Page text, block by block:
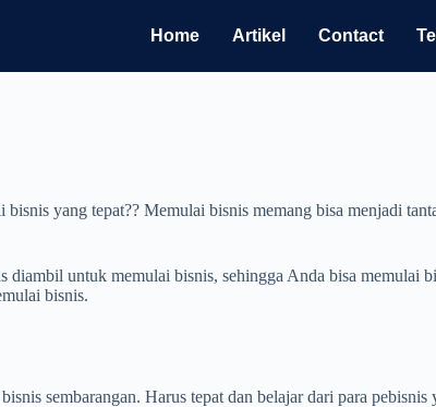
Home Artikel Contact
yang tepat?? Memulai bisnis memang bisa menjadi
untuk memulai bisnis, sehingga Anda bisa memulai
bisnis.
sembarangan. Harus tepat dan belajar dari para pebisnis